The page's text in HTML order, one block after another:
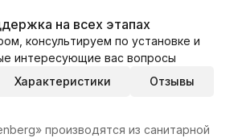
на всех этапах
консультируем по установке и
интересующие вас вопросы
Характеристики Отзывы
производятся из санитарной